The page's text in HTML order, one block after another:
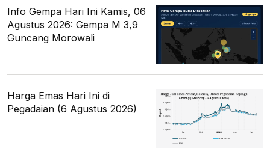
Info Gempa Hari Ini Kamis, 06
Agustus 2026: Gempa M 3,9
Guncang Morowali
Harga Emas Hari Ini di
Pegadaian (6 Agustus 2026)